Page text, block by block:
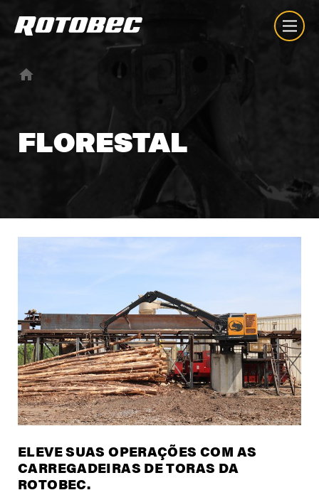
ENCONTRE UM REVENDEDOR PERTO
DE VOCÊ
A nossa empresa
Suporte
Carreiras
Contacte-nos
Loja de Merch
FLORESTAL
ELEVE SUAS OPERAÇÕES COM AS
CARREGADEIRAS DE TORAS DA
ROTOBEC.